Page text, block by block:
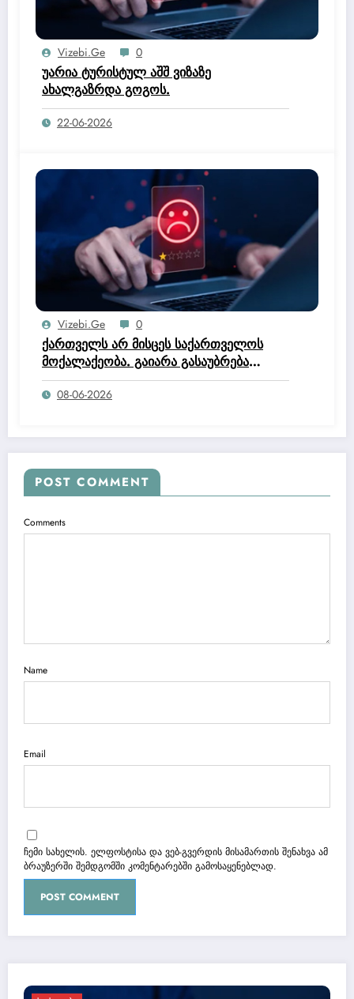
Vizebi.ge 0
უარია ტურისტულ აშშ ვიზაზე
ახალგაზრდა გოგოს.
22-06-2026
Vizebi.ge 0
ქართველს არ მისცეს საქართველოს
მოქალაქეობა. გაიარა გასაუბრება
იუსტიციის სახლში და მოქალაქეობის
კომისია დაწერა, რომ არ ეკუთნის
08-06-2026
POST COMMENT
Comments
Name
Email
ჩემი სახელის. ელფოსტისა და ვებ-გვერდის მისამართის შენახვა ამ
ბრაუზერში შემდგომში კომენტარებში გამოსაყენებლად.